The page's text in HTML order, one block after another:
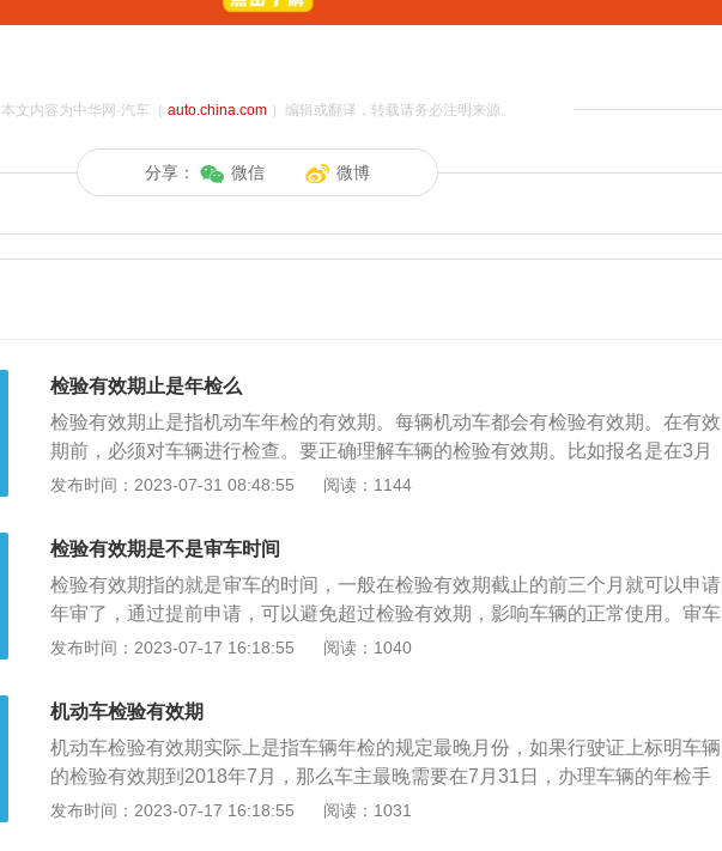
本文内容为中华网·汽车（ auto.china.com）编辑或翻译，转载请务必注明来源。
分享： 微信 微博
检验有效期止是年检么
检验有效期止是指机动车年检的有效期。每辆机动车都会有检验有效期。在有效
期前，必须对车辆进行检查。要正确理解车辆的检验有效期。比如报名是在3月
份，只要在3月份最后一天之前完成。如何确定车辆的检验周期:可以在机动车行
验周期，按照规定的时间检验车辆，以保证车辆的正常行驶和使用不会受到任何
影响，并且在检验前要提前办理，避免逾期。机动车辆正常最晚检验周期是什么
时候就是在机动车登记的月份，比如机动车登记是在5月份，不管5月份是什么日
期，只要在5月份内完成机动车年检，就不算脱检。免检的机动车可以通过交管1
2123的方式进行检验，非常方便。
发布时间：2023-07-31 08:48:55 阅读：1144
检验有效期是不是审车时间
检验有效期指的就是审车的时间，一般在检验有效期截止的前三个月就可以申请
年审了，通过提前申请，可以避免超过检验有效期，影响车辆的正常使用。审车
流程：1、不管是任何类型的车辆，审车也是必须要做的事情，需要准备好车主
领取申请表，就可以等待上线检测。3、检测人员会对汽车的发动机号和外观进
行核对，将车子开到线上，先做尾气检测，通过以后就可以缴纳费用，领取合格
标志。4、到查询窗口看一下有没有违章，如果没有违章，工作人员就会进行盖
章，可以再继续年检。5、到押金窗口缴纳押金以后，填写外观检测单，到外观
检测的地方，由工作人员检查车辆的悬挂、车身、灯光等等。6、检测以后等待
发布时间：2023-07-17 16:18:55 阅读：1040
机动车检验有效期
机动车检验有效期实际上是指车辆年检的规定最晚月份，如果行驶证上标明车辆
的检验有效期到2018年7月，那么车主最晚需要在7月31日，办理车辆的年检手
续。车主可以提前3个月进行年检，也就是在5月1日起，就可以为车辆办理年检
发布时间：2023-07-17 16:18:55 阅读：1031